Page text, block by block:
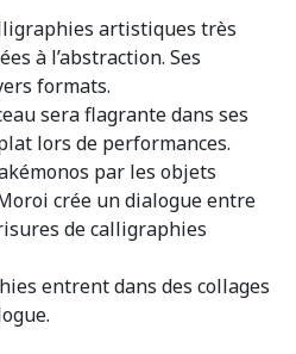
artistiques très
à l’abstraction. Ses
formats.
sera flagrante dans ses
lors de performances.
par les objets
crée un dialogue entre
de calligraphies
entrent dans des collages